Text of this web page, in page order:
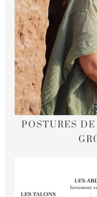
POSTURES